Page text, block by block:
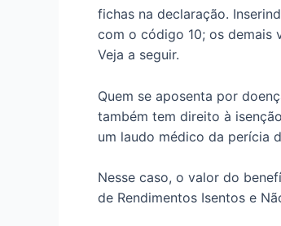
fichas na declaração.
com o código 10; os demais
Veja a seguir.
Quem se aposenta por
também tem direito à
um laudo médico da perícia
Nesse caso, o valor do
de Rendimentos Isentos e